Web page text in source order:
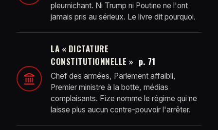
pleurnichant. Ni Trump ni Poutine ne l'ont
jamais pris au sérieux. Le livre dit pourquoi.
LA « DICTATURE
CONSTITUTIONNELLE » p. 71
Chef des armées, Parlement affaibli,
Premier ministre à la botte, médias
complaisants. Fize nomme le régime qui ne
laisse plus aucun contre-pouvoir l'arrêter.